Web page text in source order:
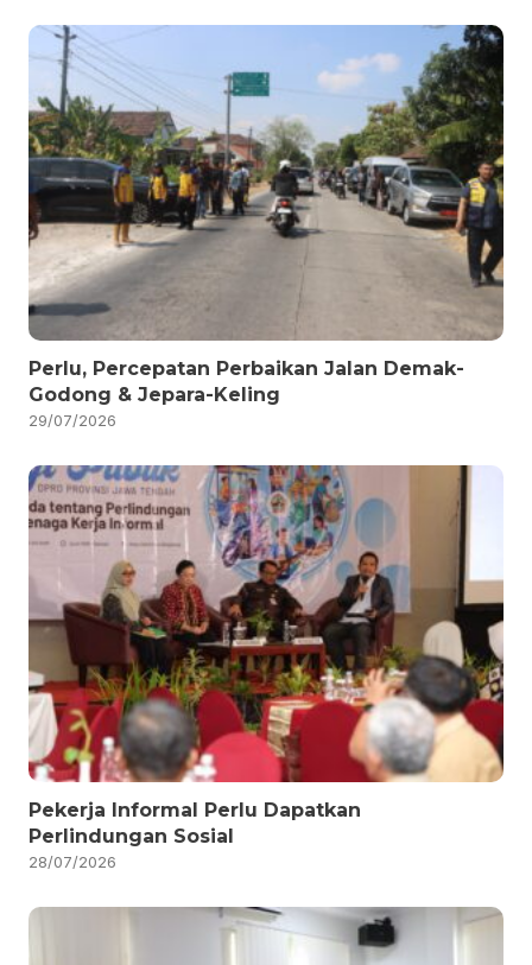
Perlu, Percepatan Perbaikan Jalan Demak-
Godong & Jepara-Keling
29/07/2026
Pekerja Informal Perlu Dapatkan
Perlindungan Sosial
28/07/2026